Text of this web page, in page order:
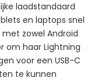
laadstandaard
en laptops snel
zowel Android
om haar Lightning
voor een USB-C
te kunnen